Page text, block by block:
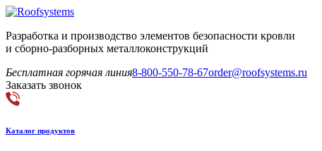
Разработка и производство элементов безопасности кровли
и сборно-разборных металлоконструкций
Бесплатная горячая линия8-800-550-78-67order@roofsystems.ru
Заказать звонок
Каталог продуктов